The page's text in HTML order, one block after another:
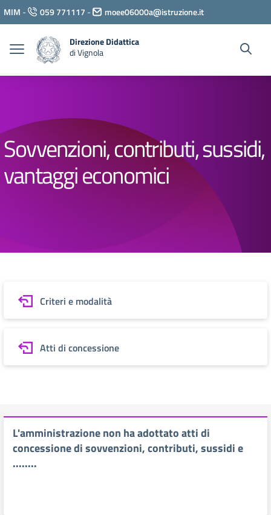
Vai ai contenuti
Vai al menu di navigazione
Vai al footer
MIM - 059 771117 - moee06000a@istruzione.it
Direzione Didattica
di Vignola
Sovvenzioni, contributi, sussidi,
vantaggi economici
Criteri e modalità
Atti di concessione
L'amministrazione non ha adottato atti di
concessione di sovvenzioni, contributi, sussidi e
........